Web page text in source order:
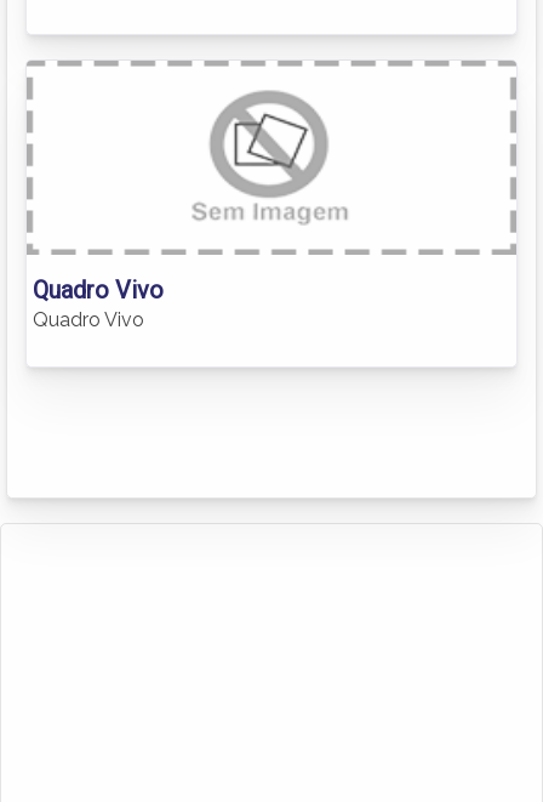
Quadro Vivo
Quadro Vivo